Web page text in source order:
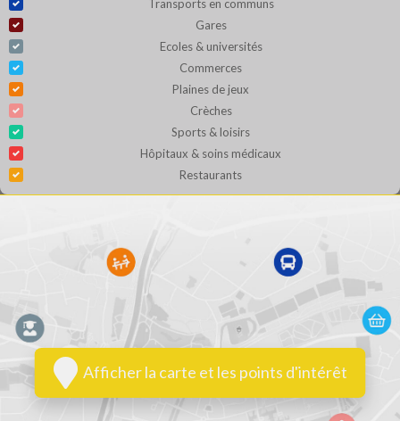
Transports en communs
Gares
Ecoles & universités
Commerces
Plaines de jeux
Crèches
Sports & loisirs
Hôpitaux & soins médicaux
Restaurants
Afficher la carte et les points d'intérêt